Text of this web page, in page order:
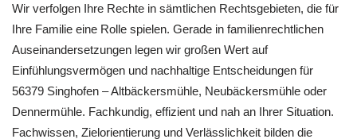
Wir verfolgen Ihre Rechte in sämtlichen Rechtsgebieten, die für
Ihre Familie eine Rolle spielen. Gerade in familienrechtlichen
Auseinandersetzungen legen wir großen Wert auf
Einfühlungsvermögen und nachhaltige Entscheidungen für
56379 Singhofen – Altbäckersmühle, Neubäckersmühle oder
Dennermühle. Fachkundig, effizient und nah an Ihrer Situation.
Fachwissen, Zielorientierung und Verlässlichkeit bilden die